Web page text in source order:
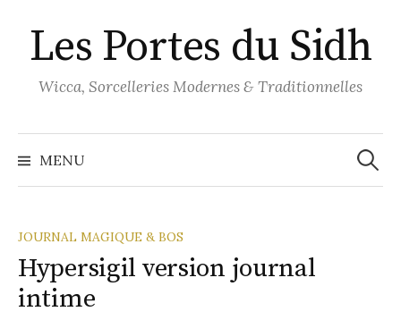
au
contenu
Les Portes du Sidh
Wicca, Sorcelleries Modernes & Traditionnelles
MENU
JOURNAL MAGIQUE & BOS
Hypersigil version journal
intime